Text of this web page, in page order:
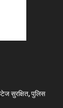
सुरक्षित, पुलिस